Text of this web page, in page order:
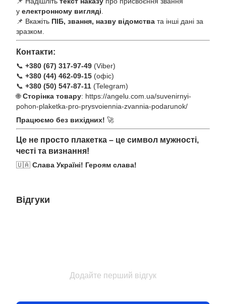
у електронному вигляді
📌 Вкажіть ПІБ, звання, назву відомства та інші дані за
зразком.
Контакти:
📞 +380 (67) 317-97-49 (Viber)
📞 +380 (44) 462-09-15 (офіс)
📞 +380 (50) 547-87-11 (Telegram)
🌐Сторінка товару: https://angelu.com.ua/suvenirnyi-
pohon-plaketka-pro-prysvoiennia-zvannia-podarunok/
Працюємо без вихідних! 🚀
Це не просто плакетка – це символ мужності,
честі та визнання!
🇺🇦 Слава Україні! Героям слава!
Відгуки
Додайте перший відгук